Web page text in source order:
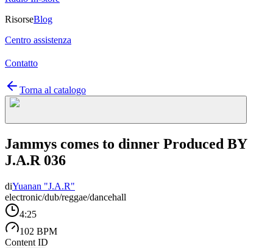
RisorseBlog
Centro assistenza
Contatto
Torna al catalogo
Jammys comes to dinner Produced BY
J.A.R 036
diYuanan "J.A.R"
electronic/dub/reggae/dancehall
4:25
102 BPM
Content ID